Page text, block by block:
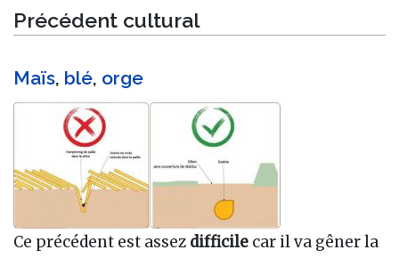
Précédent cultural
Maïs, blé, orge
Ce précédent est assez difficile car il va gêner la